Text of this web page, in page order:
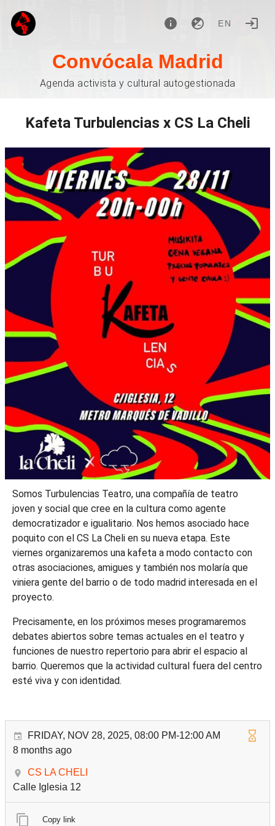
EN
Convócala Madrid
Agenda activista y cultural autogestionada
Kafeta Turbulencias x CS La Cheli
Somos Turbulencias Teatro, una compañía de teatro
joven y social que cree en la cultura como agente
democratizador e igualitario. Nos hemos asociado hace
poquito con el CS La Cheli en su nueva etapa. Este
viernes organizaremos una kafeta a modo contacto con
otras asociaciones, amigues y también nos molaría que
viniera gente del barrio o de todo madrid interesada en el
proyecto.
Precisamente, en los próximos meses programaremos
debates abiertos sobre temas actuales en el teatro y
funciones de nuestro repertorio para abrir el espacio al
barrio. Queremos que la actividad cultural fuera del centro
esté viva y con identidad.
FRIDAY, NOV 28, 2025, 08:00 PM-12:00 AM
8 months ago
CS LA CHELI
Calle Iglesia 12
Copy link